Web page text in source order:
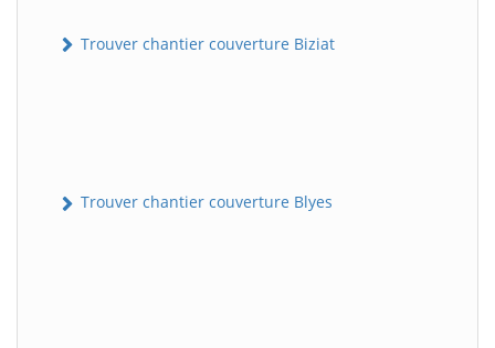
Trouver chantier couverture Biziat
Trouver chantier couverture Blyes